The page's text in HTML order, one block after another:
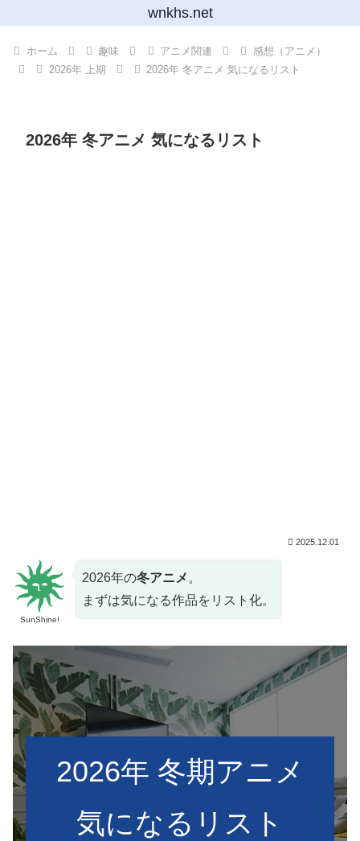
wnkhs.net
ホーム 趣味 アニメ関連
感想（アニメ）
2026年 上期
2026年 冬アニメ 気になるリスト
2026年 冬アニメ 気になるリスト
2025.12.01
SunShine!
2026年の冬アニメ 。
まずは気になる作品をリスト化。
2026年 冬期アニメ
気になるリスト